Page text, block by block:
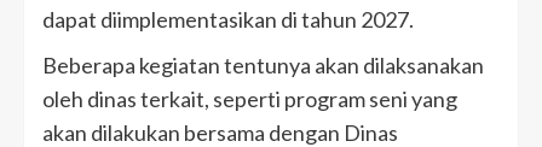
dapat diimplementasikan di tahun 2027.
Beberapa kegiatan tentunya akan dilaksanakan
oleh dinas terkait, seperti program seni yang
akan dilakukan bersama dengan Dinas